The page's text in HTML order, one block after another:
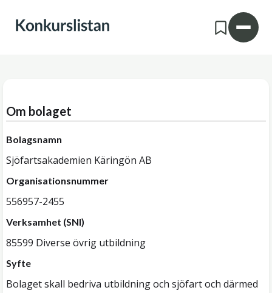
Om bolaget
Bolagsnamn
Sjöfartsakademien Käringön AB
Organisationsnummer
556957-2455
Verksamhet (SNI)
85599 Diverse övrig utbildning
Syfte
Bolaget skall bedriva utbildning och sjöfart och därmed